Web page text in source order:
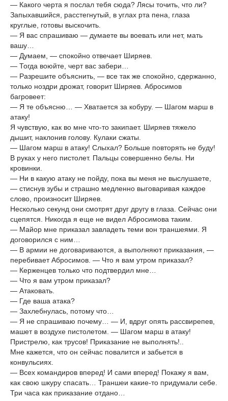
— Какого черта я послал тебя сюда? Лясы точить, что ли?
Запыхавшийся, расстегнутый, в углах рта пена, глаза
круглые, готовы выскочить.
— Я вас спрашиваю — думаете вы воевать или нет, мать
вашу…
— Думаем, — спокойно отвечает Ширяев.
— Тогда воюйте, черт вас забери…
— Разрешите объяснить, — все так же спокойно, сдержанно,
только ноздри дрожат, говорит Ширяев. Абросимов
багровеет:
— Я те объясню… — Хватается за кобуру. — Шагом марш в
атаку!
Я чувствую, как во мне что-то закипает. Ширяев тяжело
дышит, наклонив голову. Кулаки сжаты.
— Шагом марш в атаку! Слыхал? Больше повторять не буду!
В руках у него пистолет. Пальцы совершенно белы. Ни
кровинки.
— Ни в какую атаку не пойду, пока вы меня не выслушаете,
— стиснув зубы и страшно медленно выговаривая каждое
слово, произносит Ширяев.
Несколько секунд они смотрят друг другу в глаза. Сейчас они
сцепятся. Никогда я еще не видел Абросимова таким.
— Майор мне приказал завладеть теми вон траншеями. Я
договорился с ним…
— В армии не договариваются, а выполняют приказания, —
перебивает Абросимов. — Что я вам утром приказал?
— Керженцев только что подтвердил мне…
— Что я вам утром приказал?
— Атаковать.
— Где ваша атака?
— Захлебнулась, потому что…
— Я не спрашиваю почему… — И, вдруг опять рассвирепев,
машет в воздухе пистолетом. — Шагом марш в атаку!
Пристрелю, как трусов! Приказание не выполнять!..
Мне кажется, что он сейчас повалится и забьется в
конвульсиях.
— Всех командиров вперед! И сами вперед! Покажу я вам,
как свою шкуру спасать… Траншеи какие-то придумали себе.
Три часа как приказание отдано…